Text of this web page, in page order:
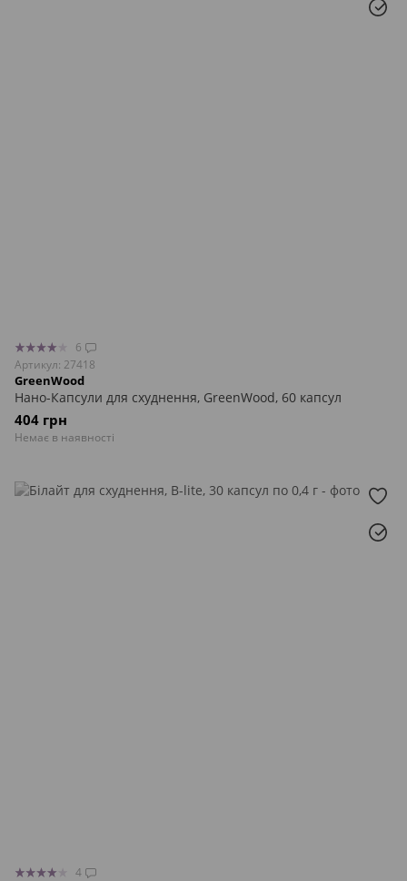
6
Артикул: 27418
GreenWood
Нано-Капсули для схуднення, GreenWood, 60 капсул
404 грн
Немає в наявності
4